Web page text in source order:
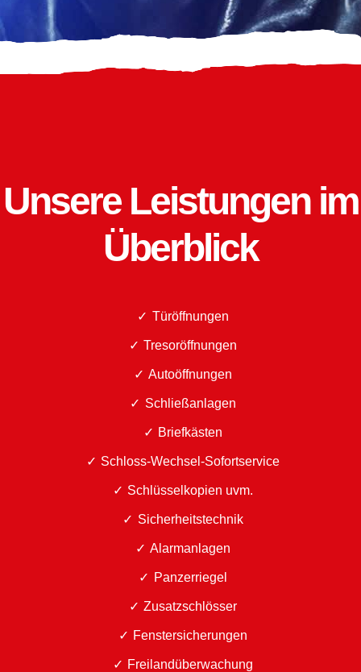
Unsere Leistungen im
Überblick
Türöffnungen
Tresoröffnungen
Autoöffnungen
Schließanlagen
Briefkästen
Schloss-Wechsel-Sofortservice
Schlüsselkopien uvm.
Sicherheitstechnik
Alarmanlagen
Panzerriegel
Zusatzschlösser
Fenstersicherungen
Freilandüberwachung